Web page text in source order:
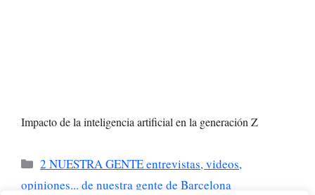
Impacto de la inteligencia artificial en la generación Z
Categorías
2 NUESTRA GENTE entrevistas, videos,
opiniones... de nuestra gente de Barcelona